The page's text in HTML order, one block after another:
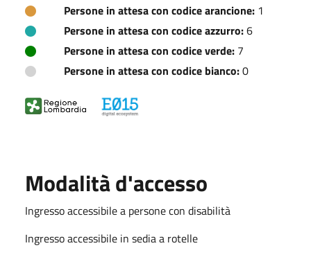
Persone in attesa con codice arancione: 1
Persone in attesa con codice azzurro:6
Persone in attesa con codice verde: 7
Persone in attesa con codice bianco:0
Modalità d'accesso
Ingresso accessibile a persone con disabilità
Ingresso accessibile in sedia a rotelle